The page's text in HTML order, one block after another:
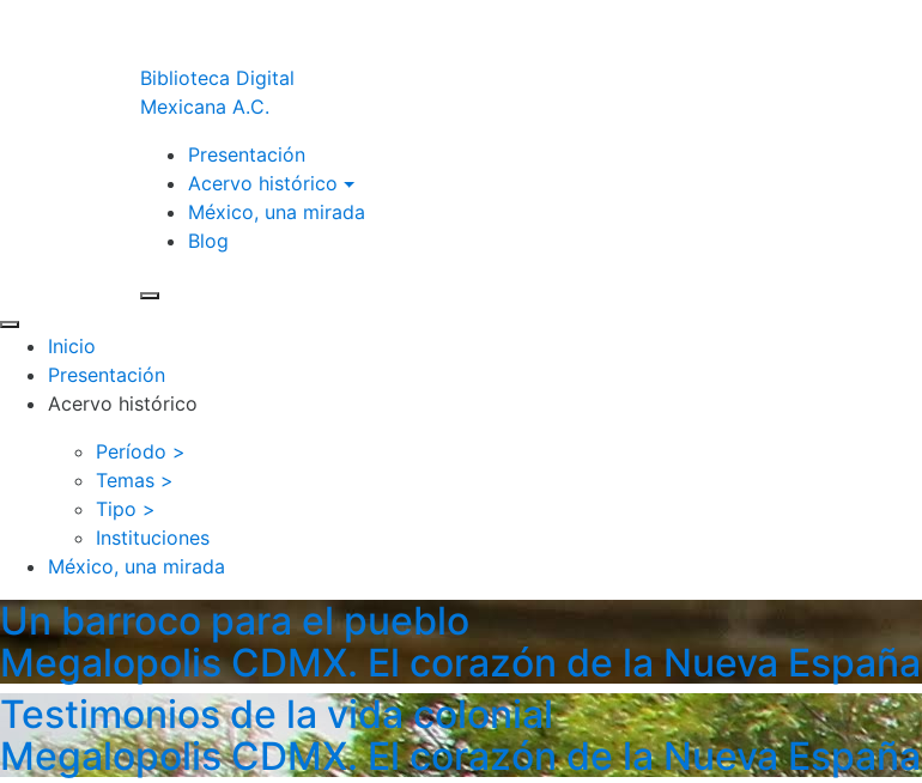
Biblioteca Digital
Mexicana A.C.
Presentación
Acervo histórico
México, una mirada
Blog
Inicio
Presentación
Acervo histórico
Período >
Temas >
Tipo >
Instituciones
México, una mirada
Un barroco para el pueblo
Megalopolis CDMX. El corazón de la Nueva España
Testimonios de la vida colonial
Megalopolis CDMX. El corazón de la Nueva España